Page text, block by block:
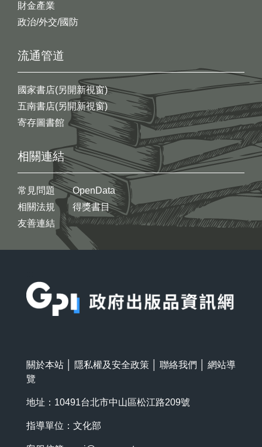
財金產業
政治/外交/國防
流通管道
國家書店(另開新視窗)
五南書店(另開新視窗)
寄存圖書館
相關連結
常見問題
相關法規
友善連結
OpenData
得獎書目
關於本站 隱私權及安全政策 聯絡我們
網站導
覽
地址：10491台北市中山區松江路209號
指導單位：文化部